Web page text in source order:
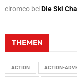
elromeo beiDie Ski
THEMEN
ACTION ACTION-